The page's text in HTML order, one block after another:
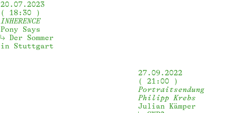
20.07.2023
18:30
INHERENCE
Pony Says
Der Sommer
in Stuttgart
27.09.2022
21:00
Portraitsendung
Philipp Krebs
Julian Kämper